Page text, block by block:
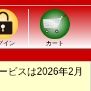
イン カート
ビスは2026年2月